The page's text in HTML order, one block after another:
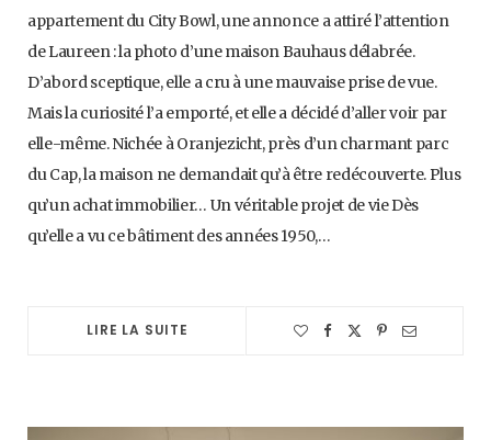
appartement du City Bowl, une annonce a attiré l’attention
de Laureen : la photo d’une maison Bauhaus délabrée.
D’abord sceptique, elle a cru à une mauvaise prise de vue.
Mais la curiosité l’a emporté, et elle a décidé d’aller voir par
elle-même. Nichée à Oranjezicht, près d’un charmant parc
du Cap, la maison ne demandait qu’à être redécouverte. Plus
qu’un achat immobilier… Un véritable projet de vie Dès
qu’elle a vu ce bâtiment des années 1950,…
LIRE LA SUITE